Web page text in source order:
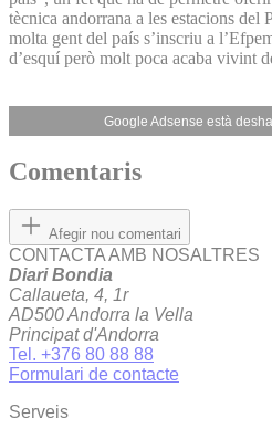
tècnica andorrana a les estacions del
molta gent del país s’inscriu a
d’esquí però molt poca acaba vivint
Google Adsense està
Comentaris
Afegir nou comentari
CONTACTA AMB NOSALTRES
Diari Bondia
Callaueta, 4, 1r
AD500 Andorra la Vella
Principat d'Andorra
Tel. +376 80 88 88
Formulari de contacte
Serveis